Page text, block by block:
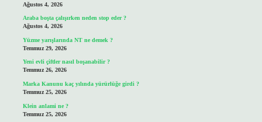
Ağustos 4, 2026
Araba boşta çalışırken neden stop eder ?
Ağustos 4, 2026
Yüzme yarışlarında NT ne demek ?
Temmuz 29, 2026
Yeni evli çiftler nasıl boşanabilir ?
Temmuz 26, 2026
Marka Kanunu kaç yılında yürürlüğe girdi ?
Temmuz 25, 2026
Klein anlami ne ?
Temmuz 25, 2026